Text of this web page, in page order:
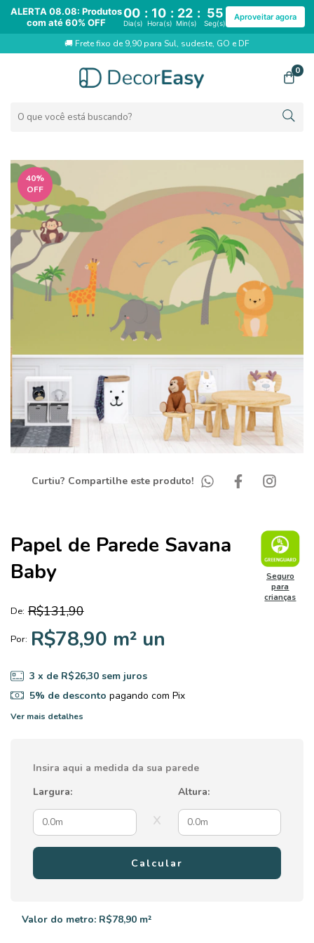
ALERTA 08.08: Produtos
com até 60% OFF
00 : 10 : 22 : 55
Dia(s) Hora(s) Min(s) Seg(s)
Aproveitar agora
🚚 Frete fixo de 9,90 para Sul, sudeste, GO e DF
0
40%
OFF
Curtiu? Compartilhe este produto!
Papel de Parede Savana
Baby
Seguro
para
crianças
De: R$131,90
Por: R$78,90 m² un
3 x de R$26,30 sem juros
5% de desconto pagando com Pix
Ver mais detalhes
Insira aqui a medida da sua parede
Largura:
x
Altura:
Calcular
Valor do metro: R$78,90 m²